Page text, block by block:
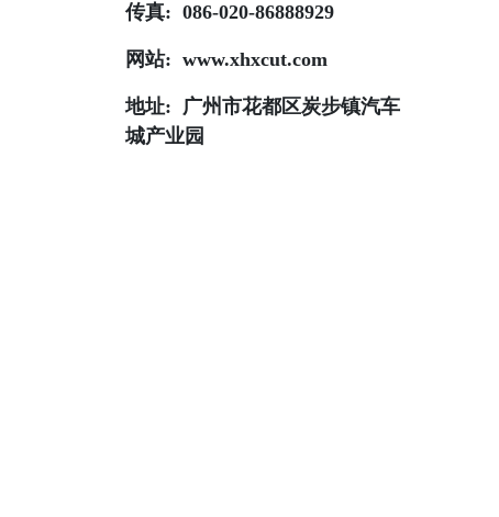
传真: 086-020-86888929
网站: www.xhxcut.com
地址: 广州市花都区炭步镇汽车
城产业园